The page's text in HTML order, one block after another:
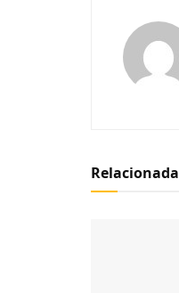
Relacionada